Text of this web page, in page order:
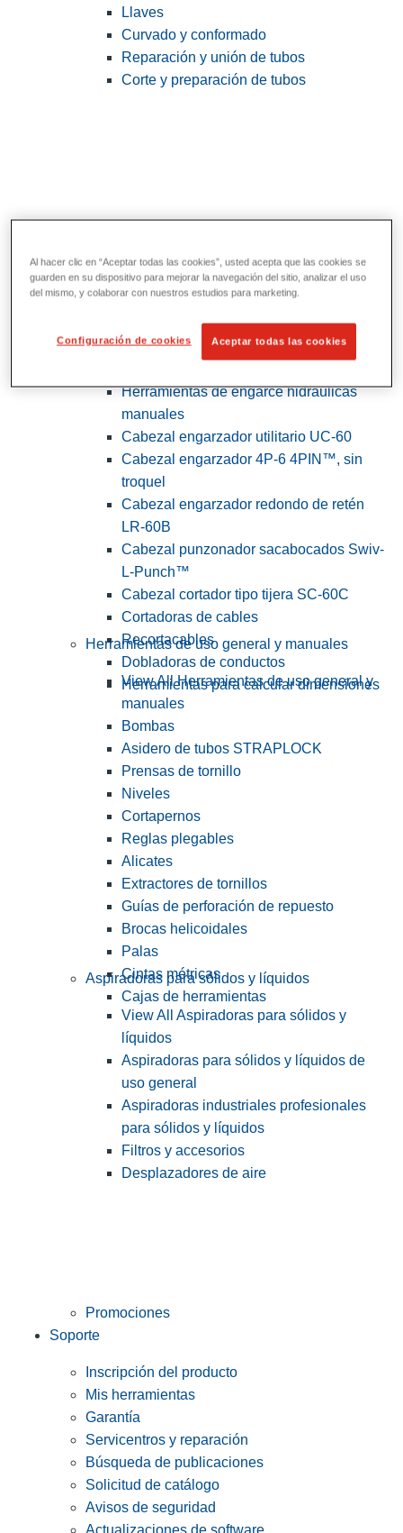
Llaves
Curvado y conformado
Reparación y unión de tubos
Corte y preparación de tubos
Herramientas de servicios públicos y de
View All Herramientas de servicios
Herramientas de engarce hidráulicas
manuales
Cabezal engarzador utilitario UC-60
Cabezal engarzador 4P-6 4PIN™, sin
troquel
Cabezal engarzador redondo de retén
LR-60B
Cabezal punzonador sacabocados Swiv-
L-Punch™
Cabezal cortador tipo tijera SC-60C
Cortadoras de cables
Recortacables
Dobladoras de conductos
Herramientas para calcular dimensiones
Herramientas de uso general y manuales
View All Herramientas de uso general y
manuales
Bombas
Asidero de tubos STRAPLOCK
Prensas de tornillo
Niveles
Cortapernos
Reglas plegables
Alicates
Extractores de tornillos
Guías de perforación de repuesto
Brocas helicoidales
Palas
Cintas métricas
Cajas de herramientas
Aspiradoras para sólidos y líquidos
View All Aspiradoras para sólidos y
líquidos
Aspiradoras para sólidos y líquidos de
uso general
Aspiradoras industriales profesionales
para sólidos y líquidos
Filtros y accesorios
Desplazadores de aire
Promociones
Soporte
Inscripción del producto
Mis herramientas
Garantía
Servicentros y reparación
Búsqueda de publicaciones
Solicitud de catálogo
Avisos de seguridad
Al hacer clic en “Aceptar todas las cookies”, usted acepta que las cookies se
guarden en su dispositivo para mejorar la navegación del sitio, analizar el uso
del mismo, y colaborar con nuestros estudios para marketing.
Configuración de cookies Aceptar todas las cookies